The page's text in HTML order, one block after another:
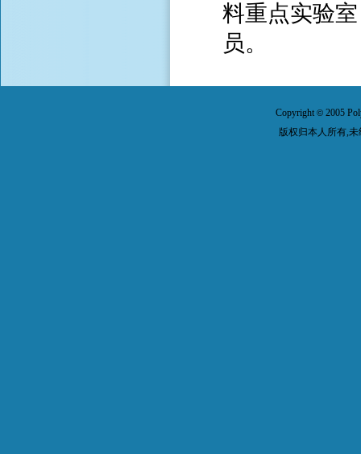
料重点实验
员。
Copyright© 2005
版权归本人所有,